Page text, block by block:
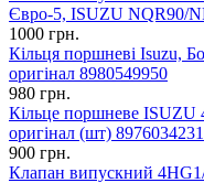
Євро-5, ISUZU NQR90/
1000 грн.
Кільця поршневі Isuzu,
оригінал 8980549950
980 грн.
Кільце поршневе
оригінал (шт) 8976034231
900 грн.
Клапан випускний